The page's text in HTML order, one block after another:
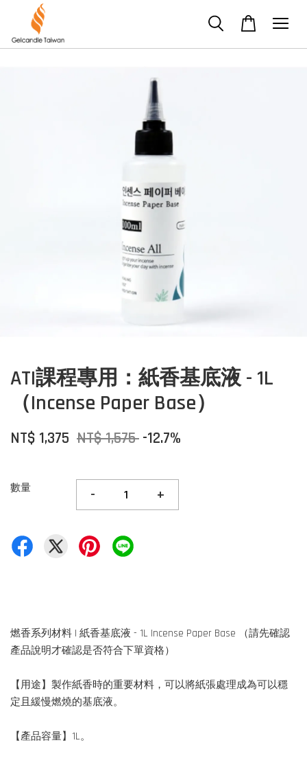
ATI課程專用：紙香基底液 - 1L
（Incense Paper Base）
NT$ 1,375 NT$ 1,575 -12.7%
數量 - +
燃香系列材料 | 紙香基底液 - 1L Incense Paper Base （請先確認
產品說明才確認是否符合下單資格）
【用途】製作紙香時的重要材料，可以將紙張處理成為可以穩
定且緩慢燃燒的基底液。
【產品容量】1L。